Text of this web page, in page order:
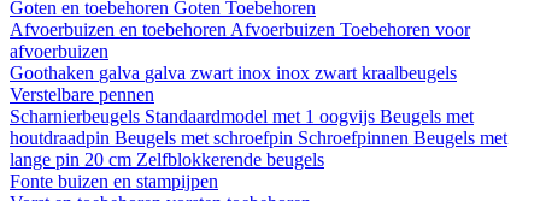
Goten en toebehoren Goten Toebehoren
Afvoerbuizen en toebehoren Afvoerbuizen Toebehoren voor
afvoerbuizen
Goothaken galva galva zwart inox inox zwart kraalbeugels
Verstelbare pennen
Scharnierbeugels Standaardmodel met 1 oogvijs Beugels met
houtdraadpin Beugels met schroefpin Schroefpinnen Beugels met
lange pin 20 cm Zelfblokkerende beugels
Fonte buizen en stampijpen